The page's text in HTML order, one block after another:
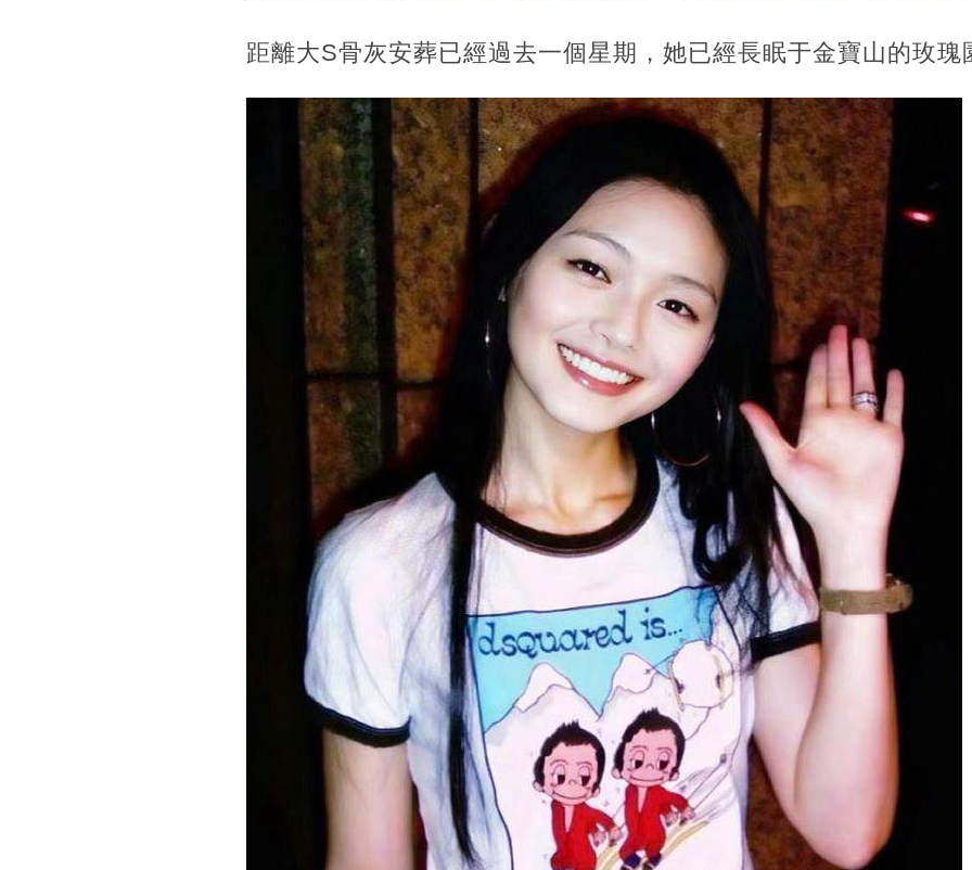
距離大S骨灰安葬已經過去一個星期，她已經長眠于金寶山的玫瑰